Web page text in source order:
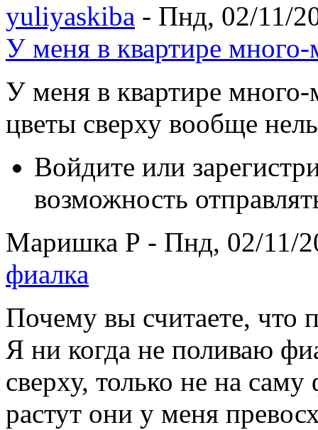
yuliyaskiba - Пнд, 02/11/
У меня в квартире много-
У меня в квартире
цветы сверху вообще
Войдите или
возможность
Маришка Р - Пнд, 02/11/
фиалка
Почему вы считаете, что
Я ни когда не поливаю
сверху, только не на
растут они у меня